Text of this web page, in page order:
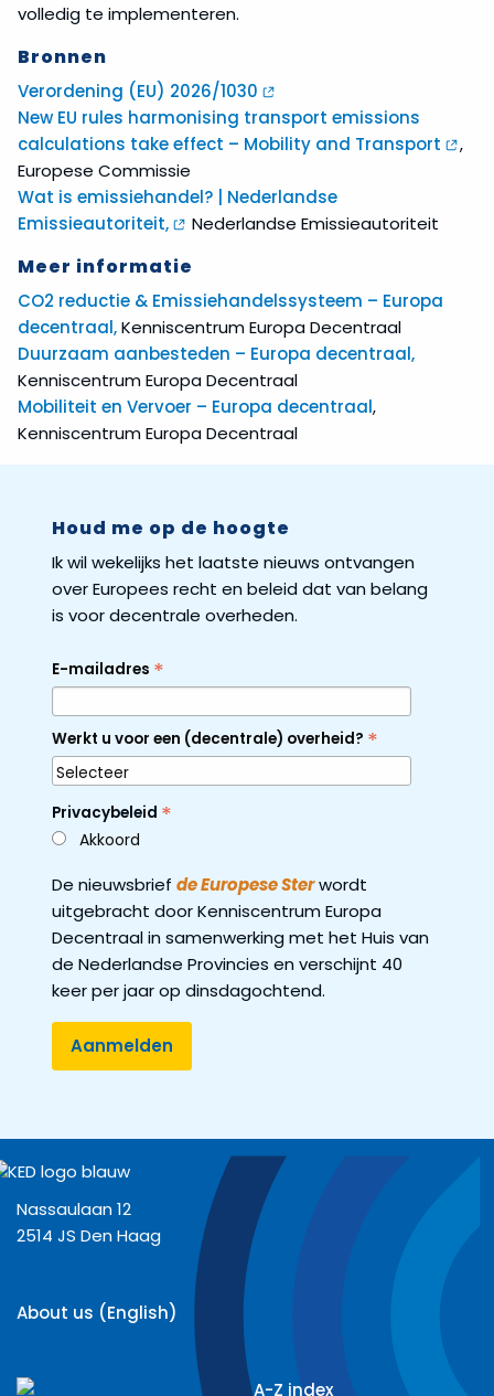
volledig te implementeren.
Bronnen
Verordening (EU) 2026/1030
New EU rules harmonising transport emissions
calculations take effect – Mobility and Transport
,
Europese Commissie
Wat is emissiehandel? | Nederlandse
Emissieautoriteit,
Nederlandse Emissieautoriteit
Meer informatie
CO2 reductie & Emissiehandelssysteem – Europa
decentraal,Kenniscentrum Europa Decentraal
Duurzaam aanbesteden – Europa decentraal,
Kenniscentrum Europa Decentraal
Mobiliteit en Vervoer – Europa decentraal,
Kenniscentrum Europa Decentraal
Houd me op de hoogte
Ik wil wekelijks het laatste nieuws ontvangen
over Europees recht en beleid dat van belang
is voor decentrale overheden.
E-mailadres *
Werkt u voor een (decentrale) overheid? *
Privacybeleid *
Akkoord
De nieuwsbrief de Europese Sterwordt
uitgebracht door Kenniscentrum Europa
Decentraal in samenwerking met het Huis van
de Nederlandse Provincies en verschijnt 40
keer per jaar op dinsdagochtend.
Nassaulaan 12
2514 JS Den Haag
About us (English)
A-Z index